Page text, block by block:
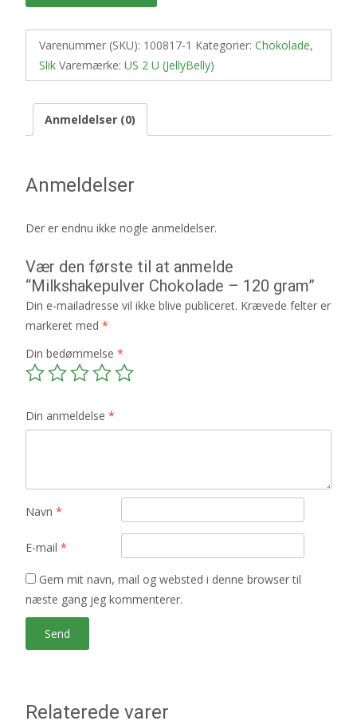
Varenummer (SKU): 100817-1 Kategorier: Chokolade,
Slik Varemærke: US 2 U (JellyBelly)
Anmeldelser (0)
Anmeldelser
Der er endnu ikke nogle anmeldelser.
Vær den første til at anmelde
“Milkshakepulver Chokolade – 120 gram”
Din e-mailadresse vil ikke blive publiceret. Krævede felter er
markeret med *
Din bedømmelse *
Din anmeldelse *
Navn *
E-mail *
Gem mit navn, mail og websted i denne browser til
næste gang jeg kommenterer.
Relaterede varer